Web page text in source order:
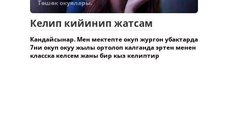
Төшөк окуялары.
Келип кийинип жатсам
Кандайсынар. Мен мектепте окуп жургон убактарда
7ни окуп окуу жылы ортолоп калганда эртен менен
класска келсем жаны бир кыз келиптир